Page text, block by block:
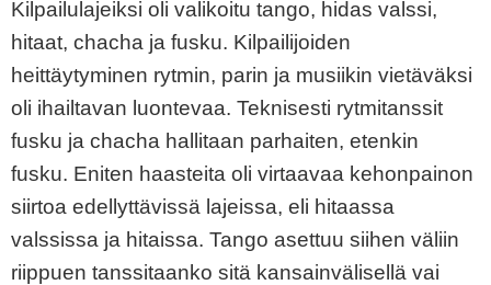
Kilpailulajeiksi oli valikoitu tango, hidas valssi,
hitaat, chacha ja fusku. Kilpailijoiden
heittäytyminen rytmin, parin ja musiikin vietäväksi
oli ihailtavan luontevaa. Teknisesti rytmitanssit
fusku ja chacha hallitaan parhaiten, etenkin
fusku. Eniten haasteita oli virtaavaa kehonpainon
siirtoa edellyttävissä lajeissa, eli hitaassa
valssissa ja hitaissa. Tango asettuu siihen väliin
riippuen tanssitaanko sitä kansainvälisellä vai